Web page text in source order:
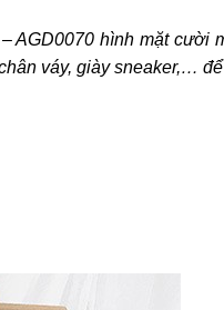
AGD0070 hình mặt cười
váy, giày sneaker,…